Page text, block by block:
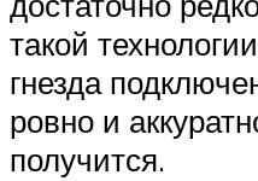
такой
гнезда
ровно и
получится.